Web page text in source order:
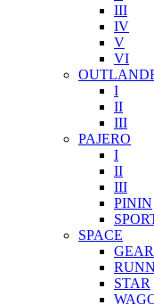
III
IV
V
VI
I
II
III
PAJERO
I
II
III
PININ
SPACE
GEAR
STAR